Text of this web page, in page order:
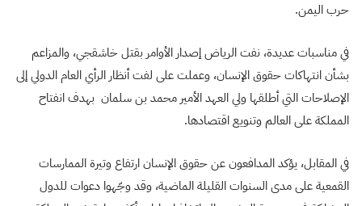
حرب اليمن.
في مناسبات عديدة، نفت الرياض إصدار الأوامر بقتل خاشقجي، والمزاعم
بشأن انتهاكات حقوق الإنسان، وعملت على لفت أنظار الرأي العام الدولي إلى
الإصلاحات التي أطلقها ولي العهد الأمير محمد بن سلمان بهدف انفتاح
المملكة على العالم وتنويع اقتصادها.
في المقابل، يؤكد المدافعون عن حقوق الإنسان ارتفاع وتيرة الممارسات
القمعية على مدى السنوات القليلة الماضية، وقد وجّهوا دعوات للدول